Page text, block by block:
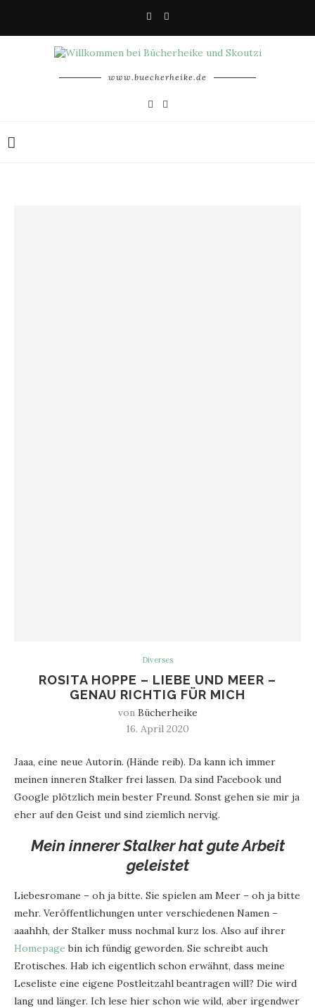
www.buecherheike.de
Diverses
ROSITA HOPPE – LIEBE UND MEER –
GENAU RICHTIG FÜR MICH
von Bücherheike
16. April 2020
Jaaa, eine neue Autorin. (Hände reib). Da kann ich immer
meinen inneren Stalker frei lassen. Da sind Facebook und
Google plötzlich mein bester Freund. Sonst gehen sie mir ja
eher auf den Geist und sind ziemlich nervig.
Mein innerer Stalker hat gute Arbeit
geleistet
Liebesromane – oh ja bitte. Sie spielen am Meer – oh ja bitte
mehr. Veröffentlichungen unter verschiedenen Namen –
aaahhh, der Stalker muss nochmal kurz los. Also auf ihrer
Homepage bin ich fündig geworden. Sie schreibt auch
Erotisches. Hab ich eigentlich schon erwähnt, dass meine
Leseliste eine eigene Postleitzahl beantragen will? Die wird
lang und länger. Ich lese hier schon wie wild, aber irgendwer